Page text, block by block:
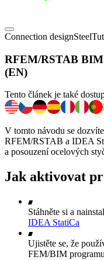
Connection designSteel
RFEM/RSTAB
(EN)
Tento článek je také
V tomto návodu se
RFEM/RSTAB a IDEA
a posouzení ocelových
Jak aktivovat
Stáhněte si a
IDEA StatiCa
Ujistěte se, že
FEM/BIM programu